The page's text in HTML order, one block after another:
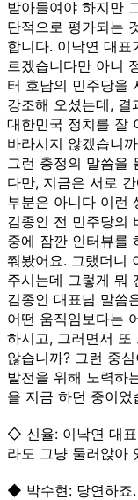
받아들여야 하지만
단적으로 평가되는
합니다. 이낙연 대표
르겠습니다만 아니
터 호남의 민주당을
강조해 오셨는데, 결
대한민국 정치를 잘
바라시지 않겠습니
그런 충정의 말씀을
다만, 지금은 서로
부분은 아니다 이런
김종인 전 민주당의
중에 잠깐 인터뷰를
쭤봤어요. 그랬더니
주시는데 그렇게 뭐
김종인 대표님 말씀
어떤 움직임보다는
하시고, 그러면서 또
않습니까? 그런 중
발전을 위해 노력하
을 지금 하던 중이었
◇ 신율: 이낙연 대
라도 그냥 둘러앉아
◆ 박수현: 당연하죠.